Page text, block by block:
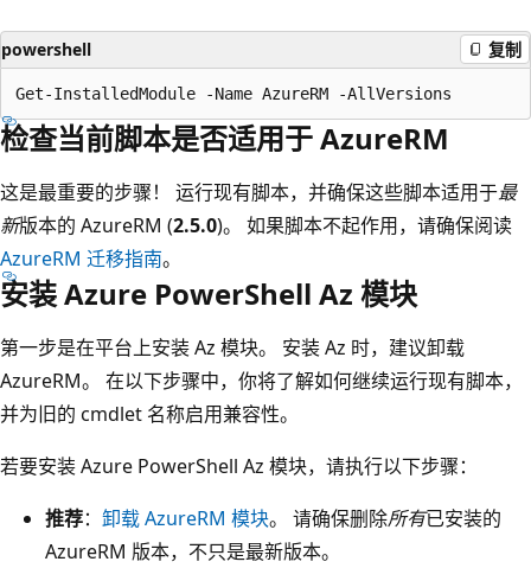
powershell 复制
检查当前脚本是否适用于 AzureRM
这是最重要的步骤！ 运行现有脚本，并确保这些脚本适用于最
新版本的 AzureRM (2.5.0)。 如果脚本不起作用，请确保阅读
AzureRM 迁移指南。
安装 Azure PowerShell Az 模块
第一步是在平台上安装 Az 模块。 安装 Az 时，建议卸载
AzureRM。 在以下步骤中，你将了解如何继续运行现有脚本，
并为旧的 cmdlet 名称启用兼容性。
若要安装 Azure PowerShell Az 模块，请执行以下步骤：
推荐： 卸载 AzureRM 模块。 请确保删除所有已安装的
AzureRM 版本，不只是最新版本。